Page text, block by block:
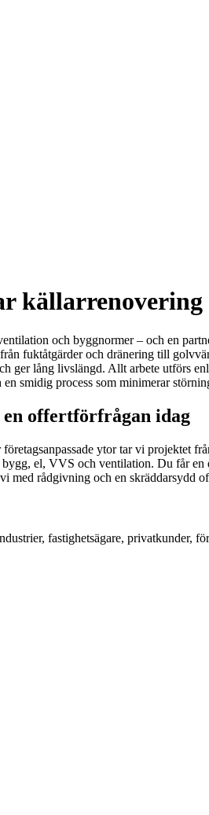
och byggnormer – och en
fuktåtgärder och dränering till
ger lång livslängd. Allt arbete
smidig process som minimerar
offertförfrågan idag
ytor tar vi projektet
el, VVS och ventilation. Du får
rådgivning och en skräddarsydd
fastighetsägare, privatkunder,